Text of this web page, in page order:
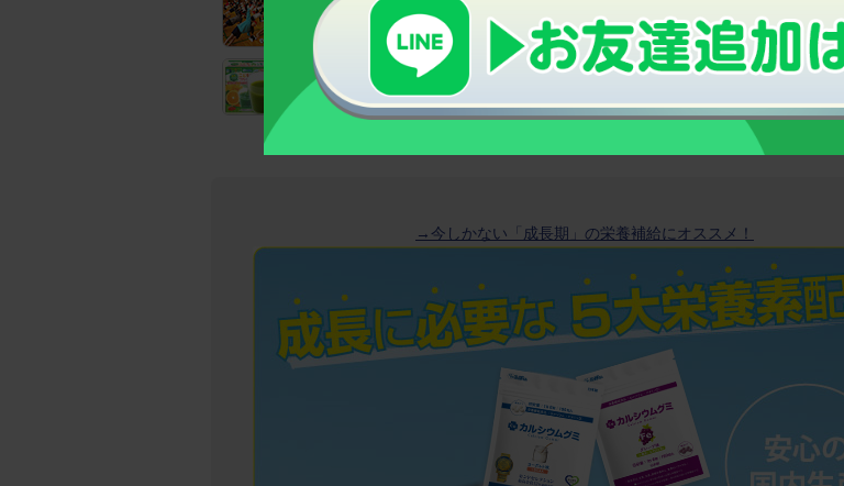
全国の教育機関でも実践！
子どもの姿勢力アップトレーニング
強さの秘密は【栄養管理】に
野菜と乳酸菌たっぷり！
野菜不足のお子様のための青汁！
小さなお子様の栄養補給にお
のっぽくんの成長サポートグッ
→今しかない「成長期」の栄養補給にオススメ！